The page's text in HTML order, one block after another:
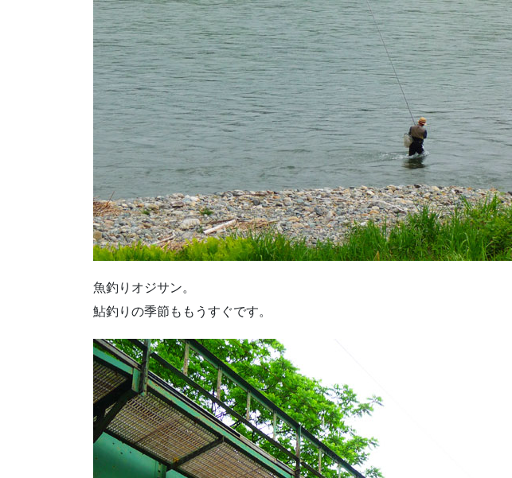
魚釣りオジサン。
鮎釣りの季節ももうすぐです。